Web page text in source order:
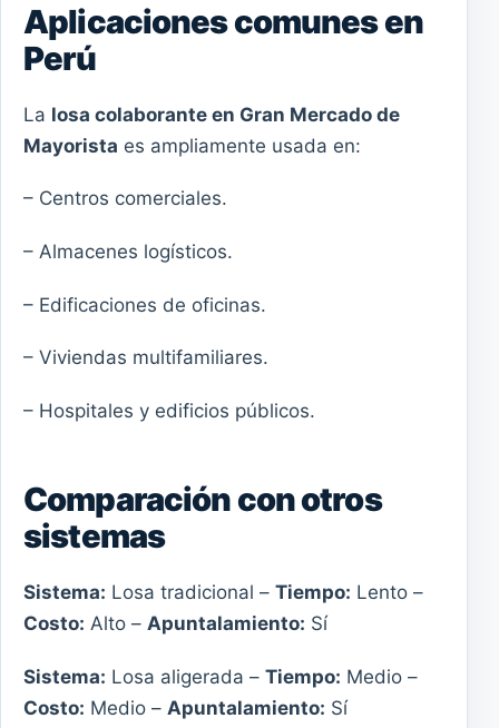
Aplicaciones comunes en
Perú
La losa colaborante en Gran Mercado de
Mayorista es ampliamente usada en:
– Centros comerciales.
– Almacenes logísticos.
– Edificaciones de oficinas.
– Viviendas multifamiliares.
– Hospitales y edificios públicos.
Comparación con otros
sistemas
Sistema: Losa tradicional – Tiempo: Lento –
Costo: Alto – Apuntalamiento: Sí
Sistema: Losa aligerada – Tiempo: Medio –
Costo: Medio – Apuntalamiento: Sí